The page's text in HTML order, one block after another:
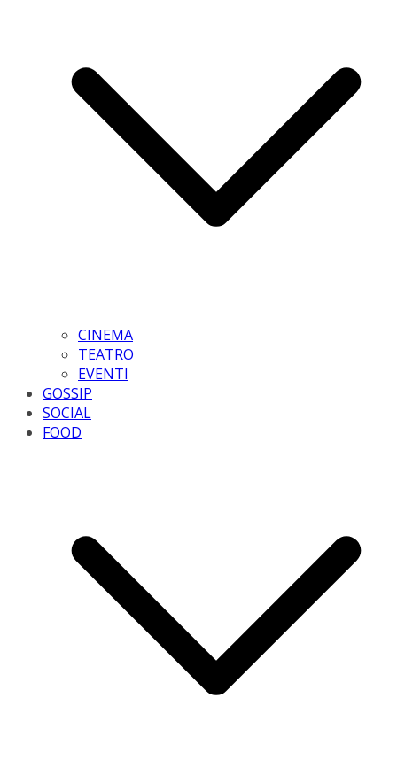
CINEMA
TEATRO
EVENTI
GOSSIP
SOCIAL
FOOD